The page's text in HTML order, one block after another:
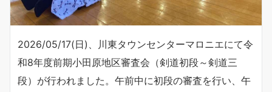
2026/05/17(日)、川東タウンセンターマロニエにて令
和8年度前期小田原地区審査会（剣道初段～剣道三
段）が行われました。午前中に初段の審査を行い、午